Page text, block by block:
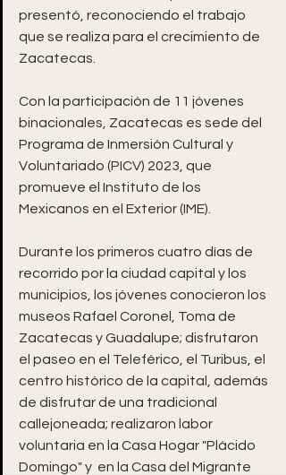
presentó, reconociendo el trabajo
que se realiza para el crecimiento de
Zacatecas.
Con la participación de 11 jóvenes
binacionales, Zacatecas es sede del
Programa de Inmersión Cultural y
Voluntariado (PICV) 2023, que
promueve el Instituto de los
Mexicanos en el Exterior (IME).
Durante los primeros cuatro días de
recorrido por la ciudad capital y los
municipios, los jóvenes conocieron los
museos Rafael Coronel, Toma de
Zacatecas y Guadalupe; disfrutaron
el paseo en el Teleférico, el Turibus, el
centro histórico de la capital, además
de disfrutar de una tradicional
callejoneada; realizaron labor
voluntaria en la Casa Hogar "Plácido
Domingo" y  en la Casa del Migrante